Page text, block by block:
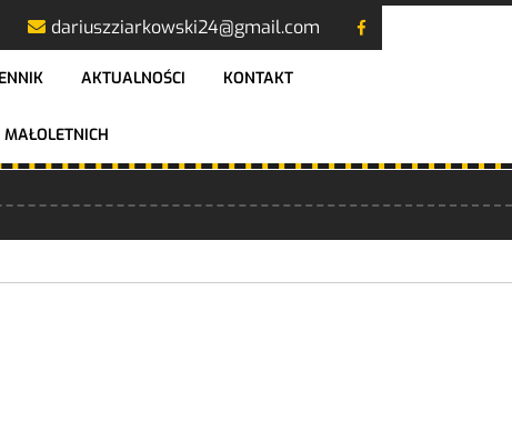
dariuszziarkowski24@gmail.com
AKTUALNOŚCI KONTAKT